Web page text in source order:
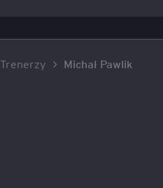
Trenerzy Michał Pawlik